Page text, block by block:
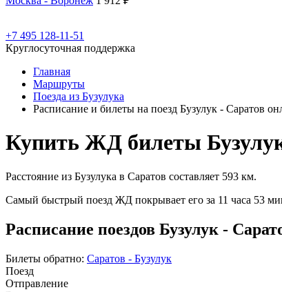
+7 495 128-11-51
Круглосуточная поддержка
Главная
Маршруты
Поезда из Бузулука
Расписание и билеты на поезд Бузулук - Саратов
Купить ЖД билеты
Расстояние из Бузулука в Саратов составляет 593 км.
Самый быстрый поезд ЖД покрывает его за 11 часа 53
Расписание поездов Бузулук -
Билеты обратно: Саратов - Бузулук
Поезд
Отправление